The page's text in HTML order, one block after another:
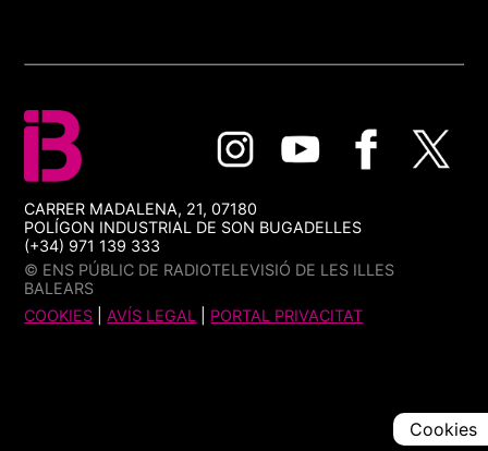
CARRER MADALENA, 21, 07180
POLÍGON INDUSTRIAL DE SON BUGADELLES
(+34) 971 139 333
© ENS PÚBLIC DE RADIOTELEVISIÓ DE LES ILLES
BALEARS
COOKIES |AVÍS LEGAL PORTAL PRIVACITAT
Cookies